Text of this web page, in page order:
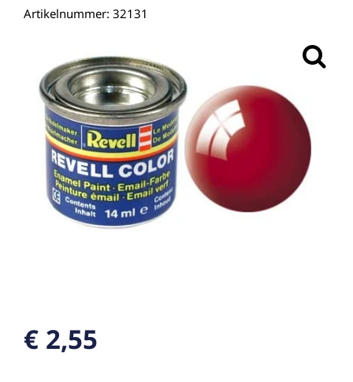
Artikelnummer: 32131
€ 2,55